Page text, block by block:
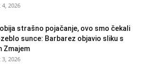
2026
strašno pojačanje, ovo smo čekali
sunce: Barbarez objavio sliku s
Zmajem
2026